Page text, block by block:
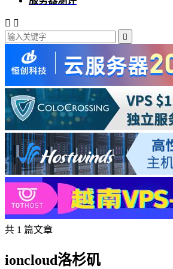
 

共 1 篇文章
ioncloud洛杉矶